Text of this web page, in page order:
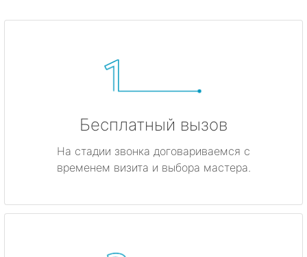
Бесплатный вызов
На стадии звонка договариваемся с
временем визита и выбора мастера.